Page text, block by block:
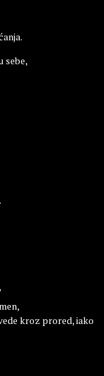
sebe,
kroz prored, iako